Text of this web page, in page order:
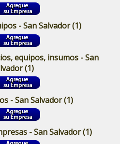
- San Salvador(1)
equipos, insumos - San
(1)
- San Salvador(1)
- San Salvador(1)